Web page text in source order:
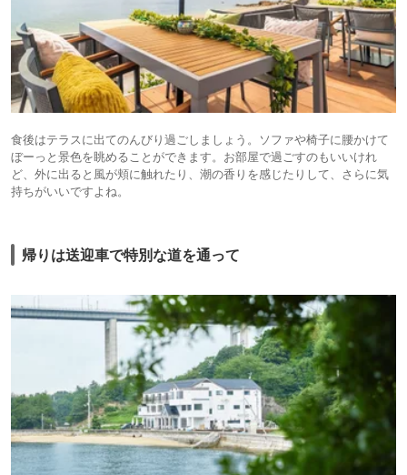
食後はテラスに出てのんびり過ごしましょう。ソファや椅子に腰かけて
ぼーっと景色を眺めることができます。お部屋で過ごすのもいいけれ
ど、外に出ると風が頬に触れたり、潮の香りを感じたりして、さらに気
持ちがいいですよね。
帰りは送迎車で特別な道を通って